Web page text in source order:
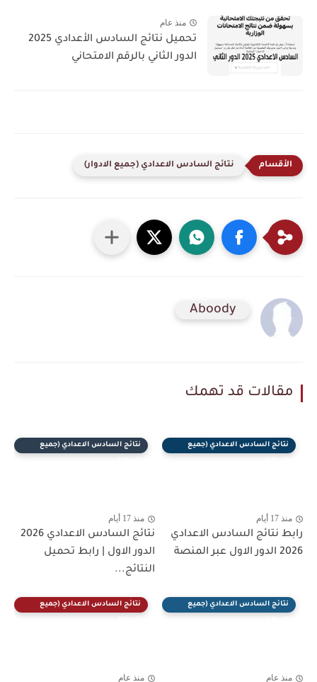
منذ عام
تحميل نتائج السادس الأعدادي 2025
الدور الثاني بالرقم الامتحاني
نتائج السادس الاعدادي (جميع الادوار)
Aboody
مقالات قد تهمك
نتائج السادس الاعدادي (جميع
منذ 17 أيام
رابط نتائج السادس الاعدادي
2026 الدور الاول عبر المنصة
نتائج السادس الاعدادي (جميع
منذ 17 أيام
نتائج السادس الاعدادي 2026
الدور الاول | رابط تحميل
النتائج...
نتائج السادس الاعدادي (جميع
منذ عام
نتائج السادس الاعدادي (جميع
منذ عام